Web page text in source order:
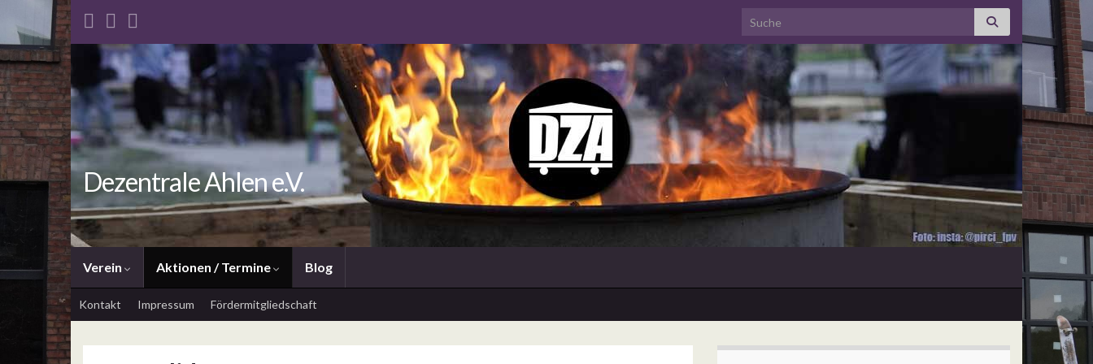
Search for:
Dezentrale Ahlen e.V.
Verein Aktionen / Termine Blog
Kontakt Impressum Fördermitgliedschaft